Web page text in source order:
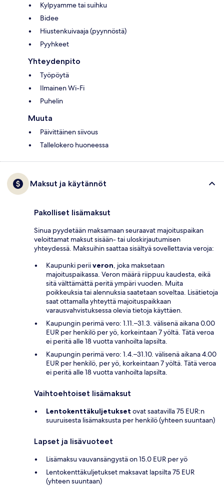
Kylpyamme tai suihku
Bidee
Hiustenkuivaaja (pyynnöstä)
Pyyhkeet
Yhteydenpito
Työpöytä
Ilmainen Wi-Fi
Puhelin
Muuta
Päivittäinen siivous
Tallelokero huoneessa
Maksut ja käytännöt
Pakolliset lisämaksut
Sinua pyydetään maksamaan seuraavat majoituspaikan
veloittamat maksut sisään- tai uloskirjautumisen
yhteydessä. Maksuihin saattaa sisältyä sovellettavia veroja:
Kaupunki periiveron, joka maksetaan
majoituspaikassa. Veron määrä riippuu kaudesta, eikä
sitä välttämättä peritä ympäri vuoden. Muita
poikkeuksia tai alennuksia saatetaan soveltaa. Lisätietoja
saat ottamalla yhteyttä majoituspaikkaan
varausvahvistuksessa olevia tietoja käyttäen.
Kaupungin perimä vero: 1.11.–31.3. välisenä aikana 0.00
EUR per henkilö per yö, korkeintaan 7 yöltä. Tätä veroa
ei peritä alle 18 vuotta vanhoilta lapsilta.
Kaupungin perimä vero: 1.4.–31.10. välisenä aikana 4.00
EUR per henkilö, per yö, korkeintaan 7 yöltä. Tätä veroa
ei peritä alle 18 vuotta vanhoilta lapsilta.
Vaihtoehtoiset lisämaksut
Lentokenttäkuljetukset ovat saatavilla 75 EUR:n
suuruisesta lisämaksusta per henkilö (yhteen suuntaan)
Lapset ja lisävuoteet
Lisämaksu vauvansängystä on 15.0 EUR per yö
Lentokenttäkuljetukset maksavat lapsilta 75 EUR
(yhteen suuntaan)